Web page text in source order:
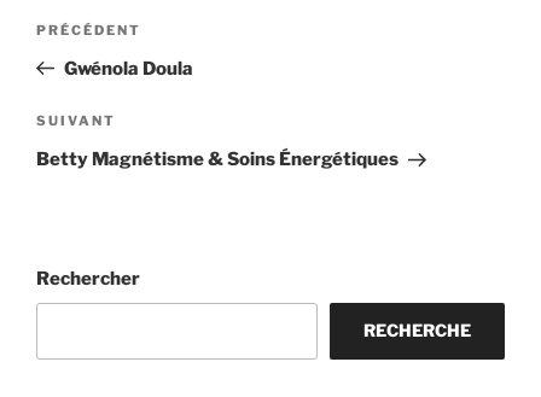
Navigation
l’article
Article
précédent
PRÉCÉDENT
Gwénola Doula
Article
suivant
SUIVANT
Betty Magnétisme & Soins Énergétiques
Rechercher
RECHERCHE